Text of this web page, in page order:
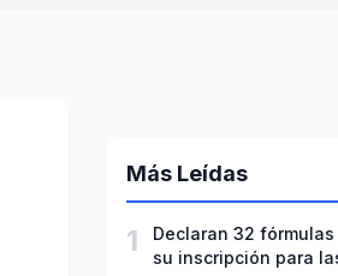
Más Leídas
1
Declaran 32
su inscripción para